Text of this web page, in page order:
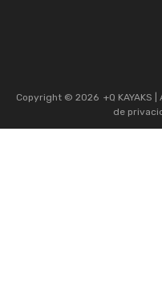
Copyright © 2026 +Q KAYAKS |
de